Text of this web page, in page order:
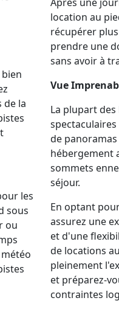
de la
les
sous
ou
Après une
location au
récupérer
prendre une
sans avoir à
Vue
La plupart
de
hébergement
sommets
séjour.
En optant
assurez une
et d'une
de locations
pleinement
et préparez-
contraintes